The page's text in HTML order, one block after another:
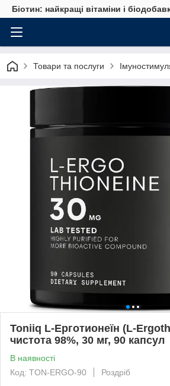
Біотин: найкращі вітаміни і
Товари та послуги
Toniiq L-Ерготионеїн (L-
чистота 98%, 30 мг, 90 капсул
В наявності
Код: TON-ERGO-90
Роздріб